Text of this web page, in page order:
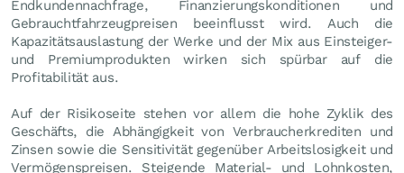
Endkundennachfrage, Finanzierungskonditionen und
Gebrauchtfahrzeugpreisen beeinflusst wird. Auch die
Kapazitätsauslastung der Werke und der Mix aus Einsteiger-
und Premiumprodukten wirken sich spürbar auf die
Profitabilität aus.
Auf der Risikoseite stehen vor allem die hohe Zyklik des
Geschäfts, die Abhängigkeit von Verbraucherkrediten und
Zinsen sowie die Sensitivität gegenüber Arbeitslosigkeit und
Vermögenspreisen. Steigende Material- und Lohnkosten,